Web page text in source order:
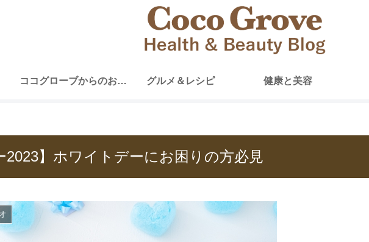
ココグローブからのお知らせ グルメ＆レシピ 健康と美容
2023】ホワイトデーにお困りの方必見